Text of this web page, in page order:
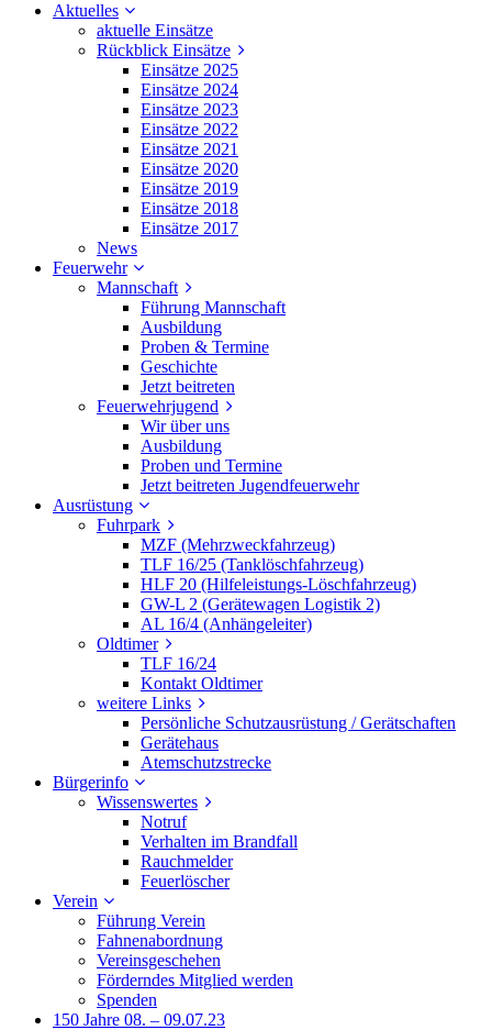
Aktuelles
aktuelle Einsätze
Rückblick Einsätze
Einsätze 2025
Einsätze 2024
Einsätze 2023
Einsätze 2022
Einsätze 2021
Einsätze 2020
Einsätze 2019
Einsätze 2018
Einsätze 2017
News
Feuerwehr
Mannschaft
Führung Mannschaft
Ausbildung
Proben & Termine
Geschichte
Jetzt beitreten
Feuerwehrjugend
Wir über uns
Ausbildung
Proben und Termine
Jetzt beitreten Jugendfeuerwehr
Ausrüstung
Fuhrpark
MZF (Mehrzweckfahrzeug)
TLF 16/25 (Tanklöschfahrzeug)
HLF 20 (Hilfeleistungs-Löschfahrzeug)
GW-L 2 (Gerätewagen Logistik 2)
AL 16/4 (Anhängeleiter)
Oldtimer
TLF 16/24
Kontakt Oldtimer
weitere Links
Persönliche Schutzausrüstung / Gerätschaften
Gerätehaus
Atemschutzstrecke
Bürgerinfo
Wissenswertes
Notruf
Verhalten im Brandfall
Rauchmelder
Feuerlöscher
Verein
Führung Verein
Fahnenabordnung
Vereinsgeschehen
Förderndes Mitglied werden
Spenden
150 Jahre 08. – 09.07.23